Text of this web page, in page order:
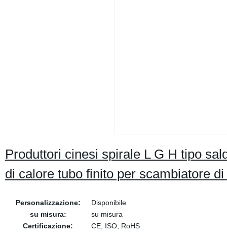
Produttori cinesi spirale L G H tipo
di calore tubo finito per scambiatore
Personalizzazione:
Disponibile
su misura:
su misura
Certificazione:
CE, ISO, RoHS